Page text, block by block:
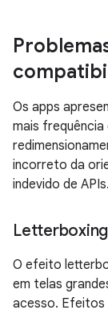
Os apps
mais
incorreto da
indevido de APIs.
Letterboxing
O efeito
em telas
acesso. Efeitos